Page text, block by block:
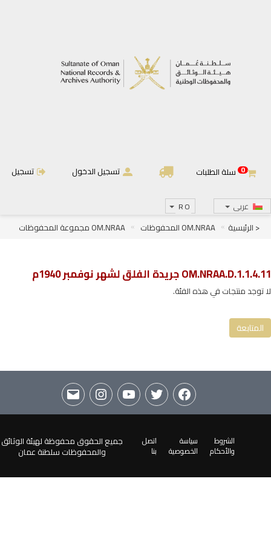
0 سلة الطلبات تسجيل الدخول تسجيل
عربى RO
< الرئيسية OM.NRAA المحفوظات
OM.NRAA مجموعة المحفوظات
OM.NRAA.D.1.1 جريدة الفلق والنجاح
OM.NRAA.D.1.1.4 جريدة الفلق 1940م
OM.NRAA.D.1.1.4.11 جريدة الفلق لشهر نوفمبر 1940م
OM.NRAA.D.1.1.4.11 جريدة الفلق لشهر نوفمبر 1940م
لا توجد منتجات في هذه الفئة.
المتابعة
الشروط
والأحكام
سياسة
الخصوصية
اتصل
بنا
جميع الحقوق محفوظة لهيئة الوثائق
والمحفوظات سلطنة عمان